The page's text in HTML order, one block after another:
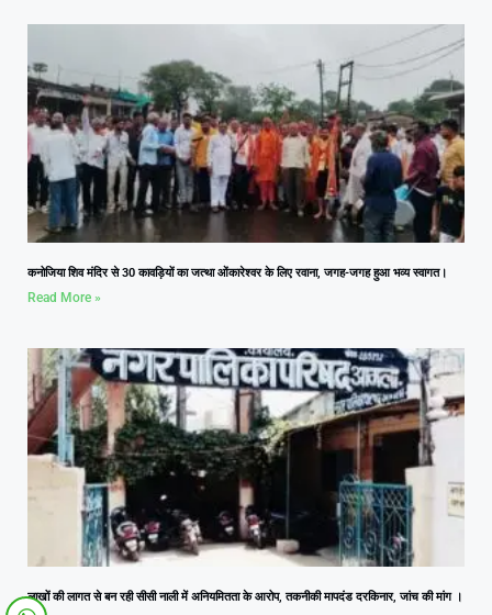
कनोजिया शिव मंदिर से 30 कावड़ियों का जत्था ओंकारेश्वर के लिए रवाना, जगह-जगह हुआ भव्य स्वागत।
Read More »
लाखों की लागत से बन रही सीसी नाली में अनियमितता के आरोप, तकनीकी मापदंड दरकिनार, जांच की मांग ।